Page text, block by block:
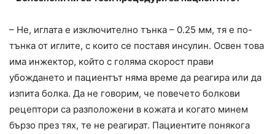
– Не, иглата е изключително тънка – 0.25 мм, тя е по-
тънка от иглите, с които се поставя инсулин. Освен това
има инжектор, който с голяма скорост прави
убождането и пациентът няма време да реагира или да
изпита болка. Да не говорим, че повечето болкови
рецептори са разположени в кожата и когато минем
бързо през тях, те не реагират. Пациентите понякога